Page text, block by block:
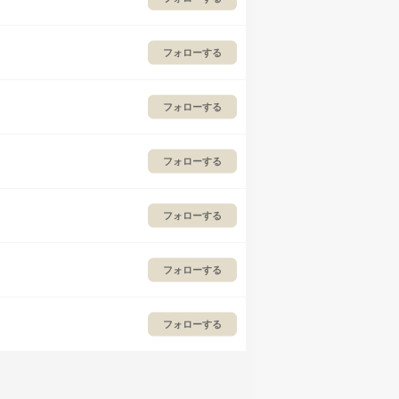
フォローする
フォローする
フォローする
フォローする
フォローする
フォローする